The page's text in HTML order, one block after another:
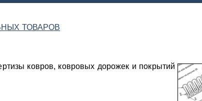
ТОВАРОВ
ковров, ковровых дорожек и покрытий